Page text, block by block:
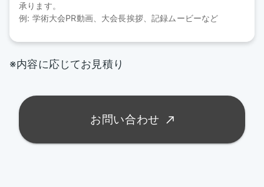
承ります。
例: 学術大会PR動画、大会長挨拶、記録ムービーなど
※内容に応じてお見積り
お問い合わせ